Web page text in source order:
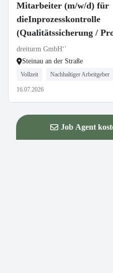
Mitarbeiter (m/w/d) für
dieInprozesskontrolle
(Qualitätssicherung /
in Dauernachtschicht
dreiturm GmbH‘'
Steinau an der Straße
Vollzeit Nachhaltiger Arbeitgeber
16.07.2026
Job Agent